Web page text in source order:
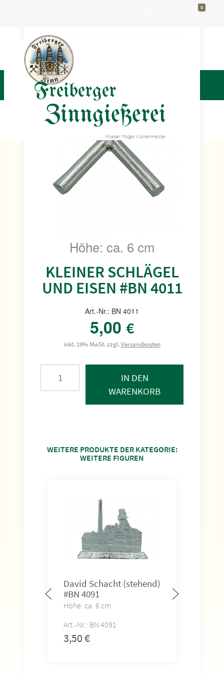
Freiberger
Zinngießerei
Inhaber: Holger Küchenmeister
0
Höhe: ca. 6 cm
KLEINER SCHLÄGEL
UND EISEN #BN 4011
Art.-Nr.: BN 4011
5,00 €
inkl. 19% MwSt. zzgl.Versandkosten
IN DEN
WARENKORB
WEITERE PRODUKTE DER KATEGORIE:
WEITERE FIGUREN
David Schacht (stehend)
#BN 4091
Höhe: ca. 6 cm
Art.-Nr.: BN 4091
3,50€